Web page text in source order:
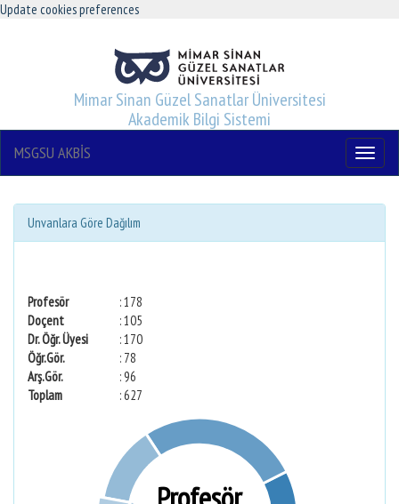
Update cookies preferences
Mimar Sinan Güzel Sanatlar Üniversitesi
Akademik Bilgi Sistemi
Menu
MSGSU AKBİS
Unvanlara Göre Dağılım
Profesör
: 178
Doçent
: 105
Dr. Öğr. Üyesi
: 170
Öğr.Gör.
: 78
Arş.Gör.
: 96
Toplam
: 627